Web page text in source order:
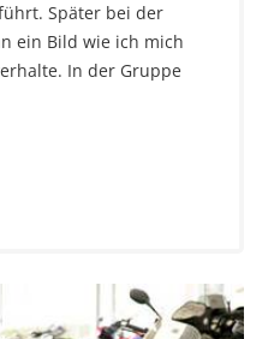
Später bei der
ein Bild wie ich mich
In der Gruppe